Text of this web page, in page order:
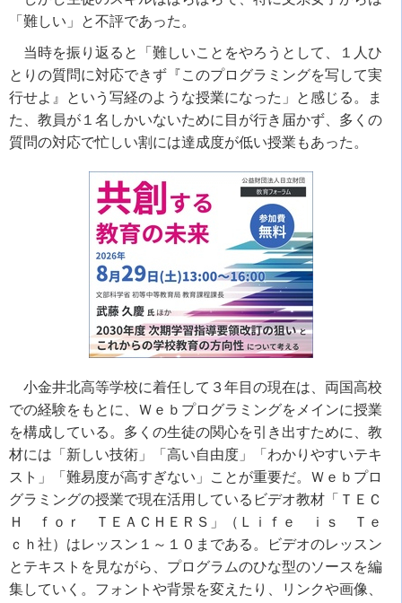
「難しい」と不評であった。
当時を振り返ると「難しいことをやろうとして、１人ひ
とりの質問に対応できず『このプログラミングを写して実
行せよ』という写経のような授業になった」と感じる。ま
た、教員が１名しかいないために目が行き届かず、多くの
質問の対応で忙しい割には達成度が低い授業もあった。
小金井北高等学校に着任して３年目の現在は、両国高校
での経験をもとに、Ｗｅｂプログラミングをメインに授業
を構成している。多くの生徒の関心を引き出すために、教
材には「新しい技術」「高い自由度」「わかりやすいテキ
スト」「難易度が高すぎない」ことが重要だ。Ｗｅｂプロ
グラミングの授業で現在活用しているビデオ教材「ＴＥＣ
Ｈ ｆｏｒ ＴＥＡＣＨＥＲＳ」（Ｌｉｆｅ ｉｓ Ｔｅ
ｃｈ社）はレッスン１～１０まである。ビデオのレッスン
とテキストを見ながら、プログラムのひな型のソースを編
集していく。フォントや背景を変えたり、リンクや画像、